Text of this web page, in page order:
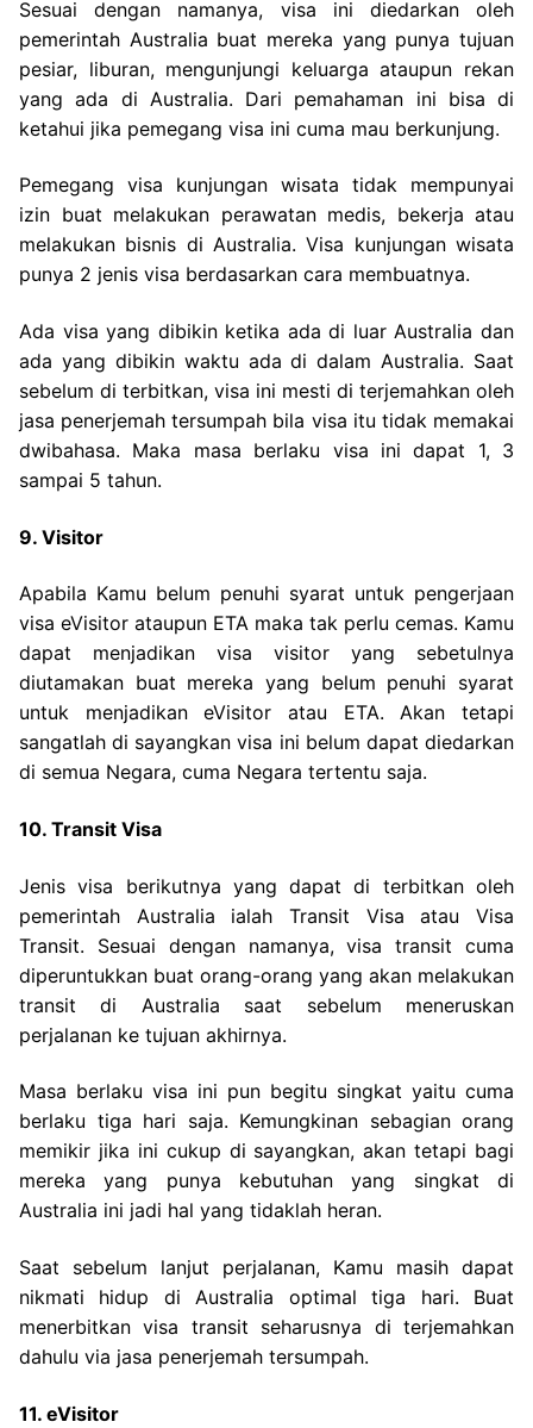
Sesuai dengan namanya, visa ini diedarkan oleh
pemerintah Australia buat mereka yang punya tujuan
pesiar, liburan, mengunjungi keluarga ataupun rekan
yang ada di Australia. Dari pemahaman ini bisa di
ketahui jika pemegang visa ini cuma mau berkunjung.
Pemegang visa kunjungan wisata tidak mempunyai
izin buat melakukan perawatan medis, bekerja atau
melakukan bisnis di Australia. Visa kunjungan wisata
punya 2 jenis visa berdasarkan cara membuatnya.
Ada visa yang dibikin ketika ada di luar Australia dan
ada yang dibikin waktu ada di dalam Australia. Saat
sebelum di terbitkan, visa ini mesti di terjemahkan oleh
jasa penerjemah tersumpah bila visa itu tidak memakai
dwibahasa. Maka masa berlaku visa ini dapat 1, 3
sampai 5 tahun.
9. Visitor
Apabila Kamu belum penuhi syarat untuk pengerjaan
visa eVisitor ataupun ETA maka tak perlu cemas. Kamu
dapat menjadikan visa visitor yang sebetulnya
diutamakan buat mereka yang belum penuhi syarat
untuk menjadikan eVisitor atau ETA. Akan tetapi
sangatlah di sayangkan visa ini belum dapat diedarkan
di semua Negara, cuma Negara tertentu saja.
10. Transit Visa
Jenis visa berikutnya yang dapat di terbitkan oleh
pemerintah Australia ialah Transit Visa atau Visa
Transit. Sesuai dengan namanya, visa transit cuma
diperuntukkan buat orang-orang yang akan melakukan
transit di Australia saat sebelum meneruskan
perjalanan ke tujuan akhirnya.
Masa berlaku visa ini pun begitu singkat yaitu cuma
berlaku tiga hari saja. Kemungkinan sebagian orang
memikir jika ini cukup di sayangkan, akan tetapi bagi
mereka yang punya kebutuhan yang singkat di
Australia ini jadi hal yang tidaklah heran.
Saat sebelum lanjut perjalanan, Kamu masih dapat
nikmati hidup di Australia optimal tiga hari. Buat
menerbitkan visa transit seharusnya di terjemahkan
dahulu via jasa penerjemah tersumpah.
11. eVisitor